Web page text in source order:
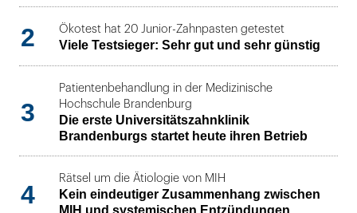
2 Ökotest hat 20 Junior-Zahnpasten getestet
Viele Testsieger: Sehr gut und sehr günstig
3
Patientenbehandlung in der Medizinische
Hochschule Brandenburg
Die erste Universitätszahnklinik
Brandenburgs startet heute ihren Betrieb
4
Rätsel um die Ätiologie von MIH
Kein eindeutiger Zusammenhang zwischen
MIH und systemischen Entzündungen